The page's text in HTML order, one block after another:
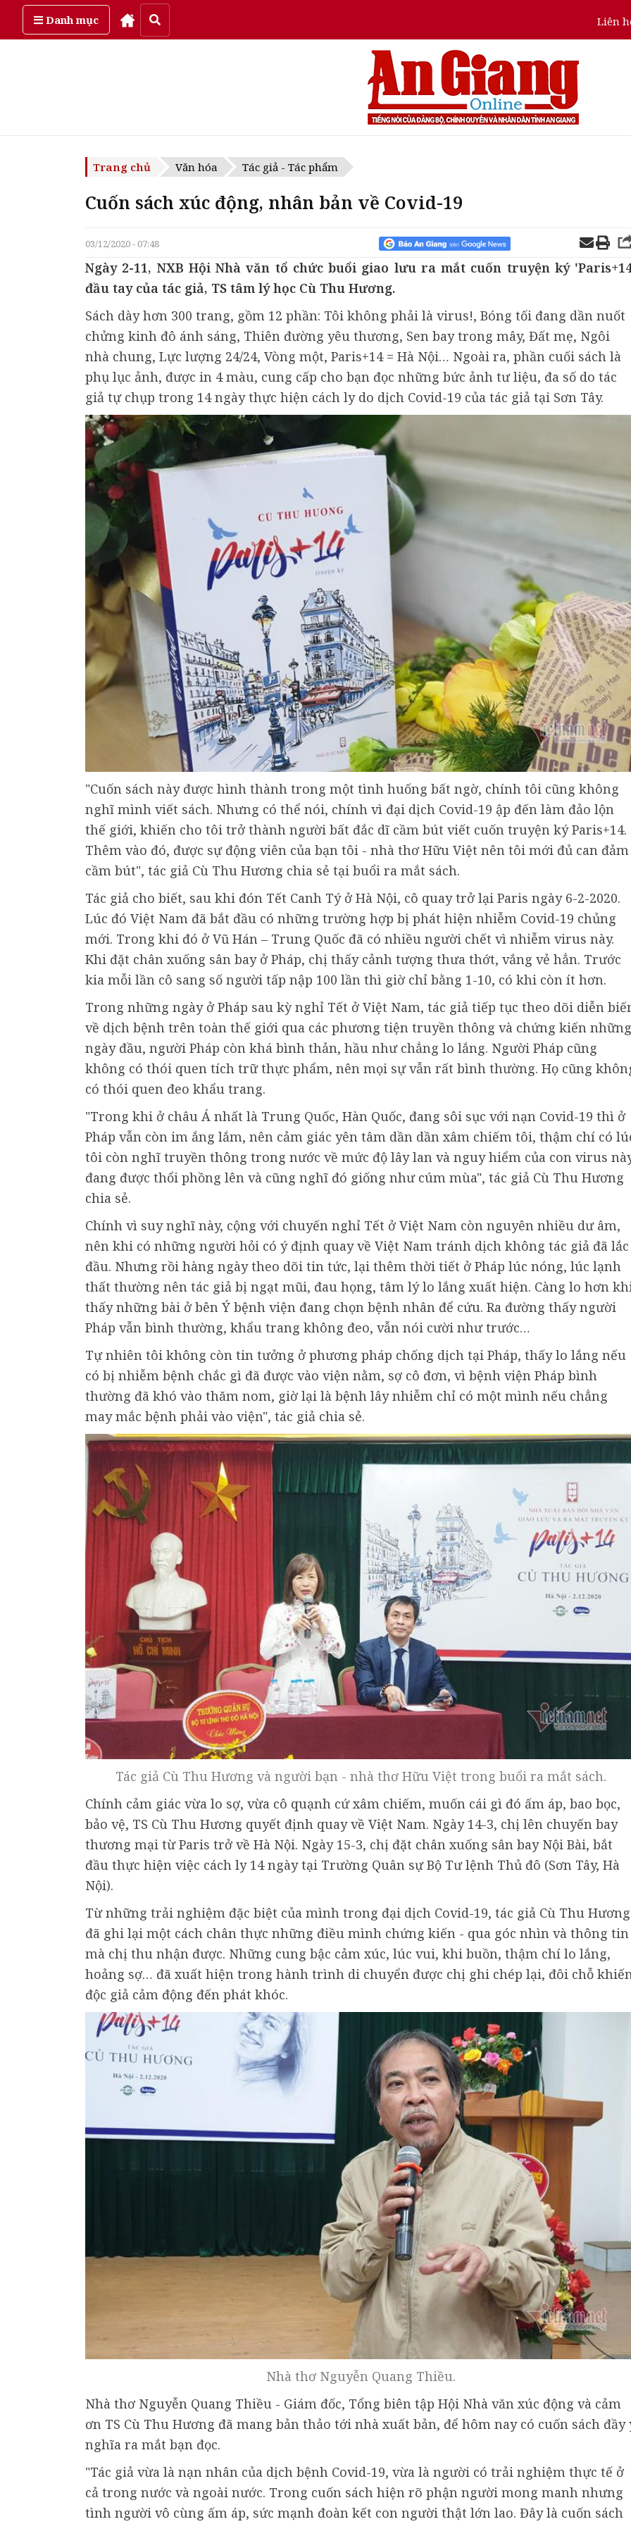
Danh mục Liên
Thứ sáu, ngày 7/08/2026
Trang chủ Văn hóa Tác giả - Tác phẩm
Cuốn sách xúc động, nhân bản về Covid-19
03/12/2020 - 07:48
Ngày 2-11, NXB Hội Nhà văn tổ chức buổi giao lưu ra mắt cuốn truyện ký
đầu tay của tác giả, TS tâm lý học Cù Thu Hương.
Sách dày hơn 300 trang, gồm 12 phần: Tôi không phải là virus!, Bóng tối đang dần nuốt
chửng kinh đô ánh sáng, Thiên đường yêu thương, Sen bay trong mây, Đất mẹ, Ngôi
nhà chung, Lực lượng 24/24, Vòng một, Paris+14 = Hà Nội… Ngoài ra, phần cuối sách là
phụ lục ảnh, được in 4 màu, cung cấp cho bạn đọc những bức ảnh tư liệu, đa số do tác
giả tự chụp trong 14 ngày thực hiện cách ly do dịch Covid-19 của tác giả tại Sơn Tây.
"Cuốn sách này được hình thành trong một tình huống bất ngờ, chính tôi cũng không
nghĩ mình viết sách. Nhưng có thể nói, chính vì đại dịch Covid-19 ập đến làm đảo lộn
thế giới, khiến cho tôi trở thành người bất đắc dĩ cầm bút viết cuốn truyện ký Paris+14.
Thêm vào đó, được sự động viên của bạn tôi - nhà thơ Hữu Việt nên tôi mới đủ can đảm
cầm bút", tác giả Cù Thu Hương chia sẻ tại buổi ra mắt sách.
Tác giả cho biết, sau khi đón Tết Canh Tý ở Hà Nội, cô quay trở lại Paris ngày 6-2-2020.
Lúc đó Việt Nam đã bắt đầu có những trường hợp bị phát hiện nhiễm Covid-19 chủng
mới. Trong khi đó ở Vũ Hán – Trung Quốc đã có nhiều người chết vì nhiễm virus này.
Khi đặt chân xuống sân bay ở Pháp, chị thấy cảnh tượng thưa thớt, vắng vẻ hẳn. Trước
kia mỗi lần cô sang số người tấp nập 100 lần thì giờ chỉ bằng 1-10, có khi còn ít hơn.
Trong những ngày ở Pháp sau kỳ nghỉ Tết ở Việt Nam, tác giả tiếp tục theo dõi diễn
về dịch bệnh trên toàn thế giới qua các phương tiện truyền thông và chứng kiến những
ngày đầu, người Pháp còn khá bình thản, hầu như chẳng lo lắng. Người Pháp cũng
không có thói quen tích trữ thực phẩm, nên mọi sự vẫn rất bình thường. Họ cũng
có thói quen đeo khẩu trang.
"Trong khi ở châu Á nhất là Trung Quốc, Hàn Quốc, đang sôi sục với nạn Covid-19 thì ở
Pháp vẫn còn im ắng lắm, nên cảm giác yên tâm dần dần xâm chiếm tôi, thậm chí có
tôi còn nghĩ truyền thông trong nước về mức độ lây lan và nguy hiểm của con virus
đang được thổi phồng lên và cũng nghĩ đó giống như cúm mùa", tác giả Cù Thu Hương
chia sẻ.
Chính vì suy nghĩ này, cộng với chuyến nghỉ Tết ở Việt Nam còn nguyên nhiều dư âm,
nên khi có những người hỏi có ý định quay về Việt Nam tránh dịch không tác giả đã lắc
đầu. Nhưng rồi hàng ngày theo dõi tin tức, lại thêm thời tiết ở Pháp lúc nóng, lúc lạnh
thất thường nên tác giả bị ngạt mũi, đau họng, tâm lý lo lắng xuất hiện. Càng lo hơn
thấy những bài ở bên Ý bệnh viện đang chọn bệnh nhân để cứu. Ra đường thấy người
Pháp vẫn bình thường, khẩu trang không đeo, vẫn nói cười như trước…
Tự nhiên tôi không còn tin tưởng ở phương pháp chống dịch tại Pháp, thấy lo lắng nếu
có bị nhiễm bệnh chắc gì đã được vào viện nằm, sợ cô đơn, vì bệnh viện Pháp bình
thường đã khó vào thăm nom, giờ lại là bệnh lây nhiễm chỉ có một mình nếu chẳng
may mắc bệnh phải vào viện", tác giả chia sẻ.
Tác giả Cù Thu Hương và người bạn - nhà thơ Hữu Việt trong buổi ra mắt sách.
Chính cảm giác vừa lo sợ, vừa cô quạnh cứ xâm chiếm, muốn cái gì đó ấm áp, bao bọc,
bảo vệ, TS Cù Thu Hương quyết định quay về Việt Nam. Ngày 14-3, chị lên chuyến bay
thương mại từ Paris trở về Hà Nội. Ngày 15-3, chị đặt chân xuống sân bay Nội Bài, bắt
đầu thực hiện việc cách ly 14 ngày tại Trường Quân sự Bộ Tư lệnh Thủ đô (Sơn Tây, Hà
Nội).
Từ những trải nghiệm đặc biệt của mình trong đại dịch Covid-19, tác giả Cù Thu Hương
đã ghi lại một cách chân thực những điều mình chứng kiến - qua góc nhìn và thông tin
mà chị thu nhận được. Những cung bậc cảm xúc, lúc vui, khi buồn, thậm chí lo lắng,
hoảng sợ… đã xuất hiện trong hành trình di chuyển được chị ghi chép lại, đôi chỗ
độc giả cảm động đến phát khóc.
Nhà thơ Nguyễn Quang Thiều.
Nhà thơ Nguyễn Quang Thiều - Giám đốc, Tổng biên tập Hội Nhà văn xúc động và cảm
ơn TS Cù Thu Hương đã mang bản thảo tới nhà xuất bản, để hôm nay có cuốn sách đầy
nghĩa ra mắt bạn đọc.
"Tác giả vừa là nạn nhân của dịch bệnh Covid-19, vừa là người có trải nghiệm thực tế ở
cả trong nước và ngoài nước. Trong cuốn sách hiện rõ phận người mong manh nhưng
tình người vô cùng ấm áp, sức mạnh đoàn kết con người thật lớn lao. Đây là cuốn sách